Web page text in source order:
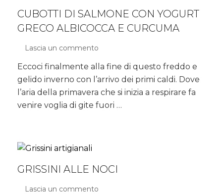
CUBOTTI DI SALMONE CON YOGURT
GRECO ALBICOCCA E CURCUMA
Lascia un commento
di
salmone
con
yogurt
greco
Eccoci finalmente alla fine di questo freddo e
gelido inverno con l’arrivo dei primi caldi. Dove
l’aria della primavera che si inizia a respirare fa
venire voglia di gite fuori …
GRISSINI ALLE NOCI
Lascia un commento